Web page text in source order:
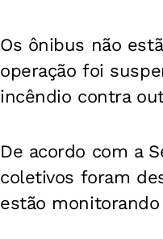
Os ônibus não
operação foi
incêndio contra
De acordo com a
coletivos foram
estão